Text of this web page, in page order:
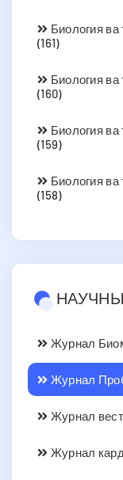
Биология
(161)
Биология
(160)
Биология
(159)
Биология
(158)
Журнал
Журнал
Журнал
Журнал